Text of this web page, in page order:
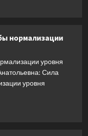
нормализации
уровня
Сила
уровня